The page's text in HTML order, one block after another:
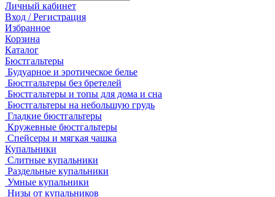
Личный кабинет
Вход / Регистрация
Избранное
Корзина
Каталог
Бюстгальтеры
Будуарное и эротическое белье
Бюстгальтеры без бретелей
Бюстгальтеры и топы для дома и сна
Бюстгальтеры на небольшую грудь
Гладкие бюстгальтеры
Кружевные бюстгальтеры
Спейсеры и мягкая чашка
Купальники
Слитные купальники
Раздельные купальники
Умные купальники
Низы от купальников